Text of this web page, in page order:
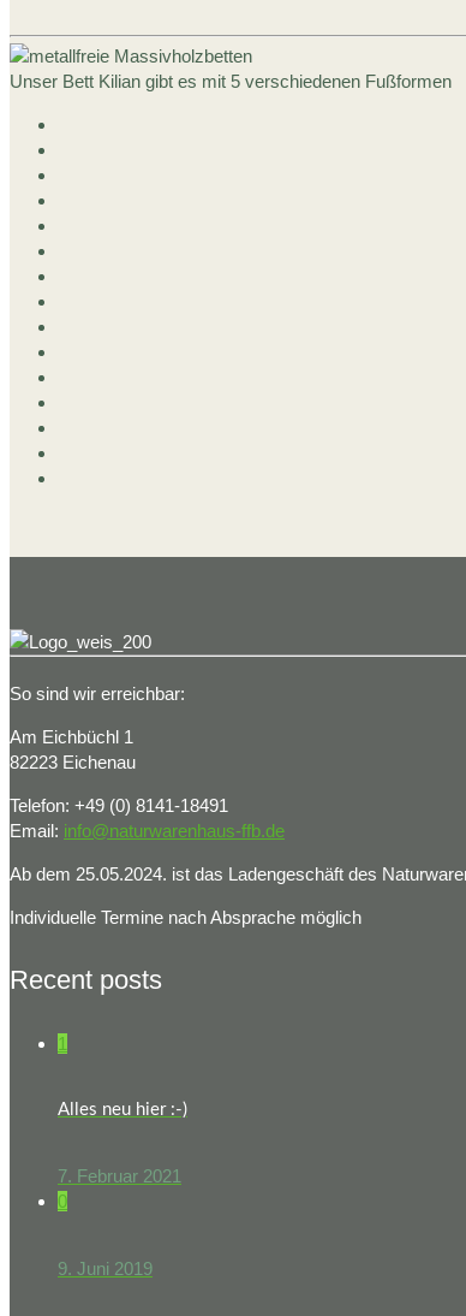
Unser Bett Kilian gibt es mit 5 verschiedenen Fußformen
So sind wir erreichbar:
Am Eichbüchl 1
82223 Eichenau
Telefon: +49 (0) 8141-18491
Email: info@naturwarenhaus-ffb.de
Ab dem 25.05.2024. ist das Ladengeschäft des
Individuelle Termine nach Absprache möglich
Recent posts
1
Alles neu hier :-)
7. Februar 2021
0
9. Juni 2019